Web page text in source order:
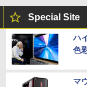
Special Site
ハ
色
マ